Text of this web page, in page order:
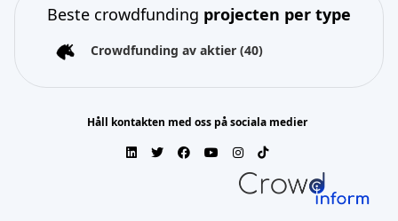
Beste crowdfunding projecten per type
Crowdfunding av aktier (40)
Håll kontakten med oss på sociala medier